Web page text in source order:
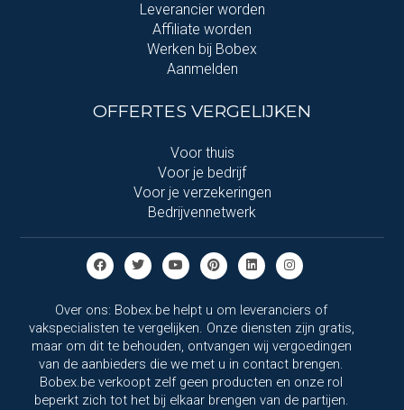
Leverancier worden
Affiliate worden
Werken bij Bobex
Aanmelden
OFFERTES VERGELIJKEN
Voor thuis
Voor je bedrijf
Voor je verzekeringen
Bedrijvennetwerk
Over ons: Bobex.be helpt u om leveranciers of
vakspecialisten te vergelijken. Onze diensten zijn gratis,
maar om dit te behouden, ontvangen wij vergoedingen
van de aanbieders die we met u in contact brengen.
Bobex.be verkoopt zelf geen producten en onze rol
beperkt zich tot het bij elkaar brengen van de partijen.